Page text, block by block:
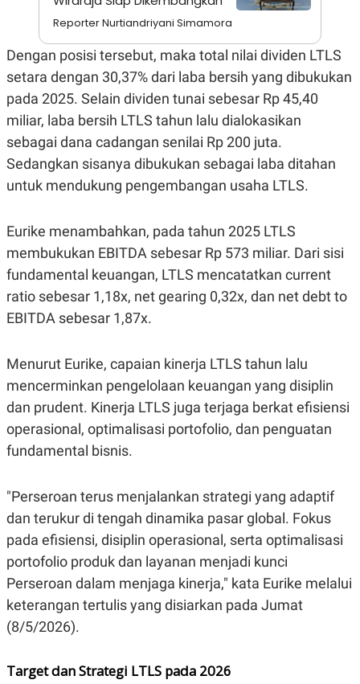
A
A
K
O
N
T
N
V
L
I
P
S
S
JARINGAN
K
N
T
A
C
D
E
M
Y
P
E
S
S
L
A
S
E
.
D
N
G
G
A
A
C
E
A
N
E
R
J
E
I
T
N
PD
Reporter Nurtiandriyani Simamora
Dengan posisi tersebut, maka total nilai dividen LTLS
setara dengan 30,37% dari laba bersih yang dibukukan
pada 2025. Selain dividen tunai sebesar Rp 45,40
miliar, laba bersih LTLS tahun lalu dialokasikan
sebagai dana cadangan senilai Rp 200 juta.
Sedangkan sisanya dibukukan sebagai laba ditahan
untuk mendukung pengembangan usaha LTLS.
Eurike menambahkan, pada tahun 2025 LTLS
membukukan EBITDA sebesar Rp 573 miliar. Dari sisi
fundamental keuangan, LTLS mencatatkan current
ratio sebesar 1,18x, net gearing 0,32x, dan net debt to
EBITDA sebesar 1,87x.
Menurut Eurike, capaian kinerja LTLS tahun lalu
mencerminkan pengelolaan keuangan yang disiplin
dan prudent. Kinerja LTLS juga terjaga berkat efisiensi
operasional, optimalisasi portofolio, dan penguatan
fundamental bisnis.
"Perseroan terus menjalankan strategi yang adaptif
dan terukur di tengah dinamika pasar global. Fokus
pada efisiensi, disiplin operasional, serta optimalisasi
portofolio produk dan layanan menjadi kunci
Perseroan dalam menjaga kinerja," kata Eurike melalui
keterangan tertulis yang disiarkan pada Jumat
(8/5/2026).
Target dan Strategi LTLS pada 2026